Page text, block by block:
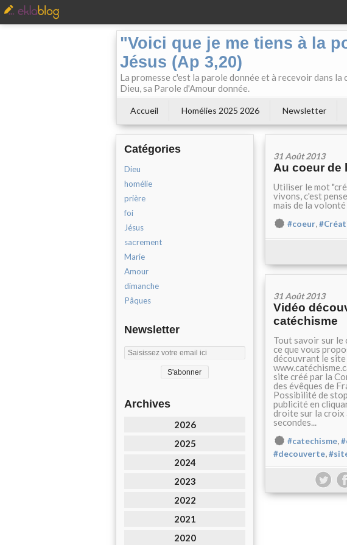
"Voici que je me tiens à la
Jésus (Ap 3,20)
La promesse c'est la parole donnée et à recevoir dans
Dieu, sa Parole d'Amour donnée.
Accueil Homélies 2025 2026 Newsletter
Catégories
Dieu
homélie
prière
foi
Jésus
sacrement
Marie
Amour
dimanche
Pâques
Newsletter
Archives
2026
2025
2024
2023
2022
2021
2020
31 Août 2013
Au coeur de
Utiliser le mot
vivons, c'est
mais de la
#coeur,
31 Août 2013
Vidéo
catéchisme
Tout savoir sur le
ce que vous
découvrant le site
site créé par la
des évêques de
Possibilité de
publicité en
droite sur la croix
secondes...
#catechisme,
#decouverte,